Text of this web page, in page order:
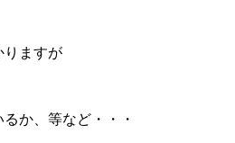
りますが
か、等など・・・